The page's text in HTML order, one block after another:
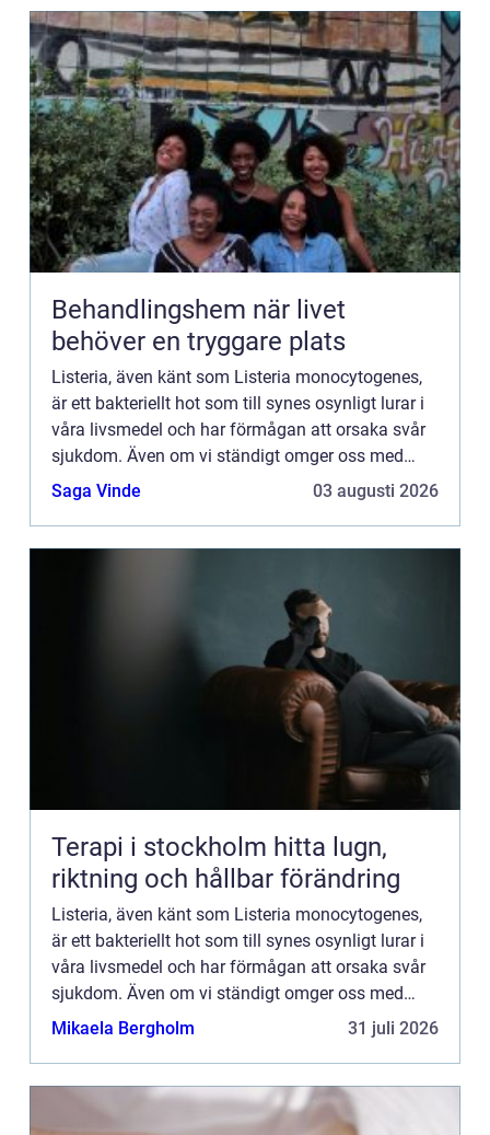
Behandlingshem när livet
behöver en tryggare plats
Listeria, även känt som Listeria monocytogenes,
är ett bakteriellt hot som till synes osynligt lurar i
våra livsmedel och har förmågan att orsaka svår
sjukdom. Även om vi ständigt omger oss med
olika f&...
Saga Vinde 03 augusti 2026
Terapi i stockholm hitta lugn,
riktning och hållbar förändring
Listeria, även känt som Listeria monocytogenes,
är ett bakteriellt hot som till synes osynligt lurar i
våra livsmedel och har förmågan att orsaka svår
sjukdom. Även om vi ständigt omger oss med
olika f&...
Mikaela Bergholm 31 juli 2026